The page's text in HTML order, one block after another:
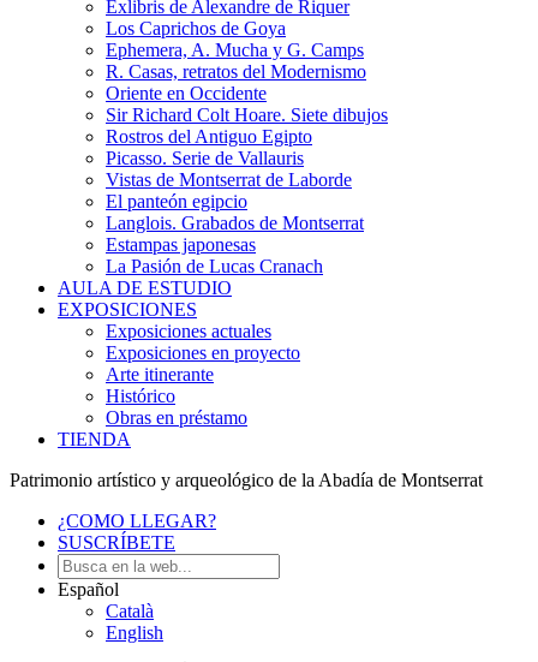
Exlibris de Alexandre de Riquer
Los Caprichos de Goya
Ephemera, A. Mucha y G. Camps
R. Casas, retratos del Modernismo
Oriente en Occidente
Sir Richard Colt Hoare. Siete dibujos
Rostros del Antiguo Egipto
Picasso. Serie de Vallauris
Vistas de Montserrat de Laborde
El panteón egipcio
Langlois. Grabados de Montserrat
Estampas japonesas
La Pasión de Lucas Cranach
AULA DE ESTUDIO
EXPOSICIONES
Exposiciones actuales
Exposiciones en proyecto
Arte itinerante
Histórico
Obras en préstamo
TIENDA
Patrimonio artístico y arqueológico de la Abadía de Montserrat
¿COMO LLEGAR?
SUSCRÍBETE
Español
Català
English